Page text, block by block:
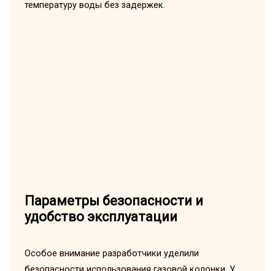
температуру воды без задержек.
Параметры безопасности и
удобство эксплуатации
Особое внимание разработчики уделили